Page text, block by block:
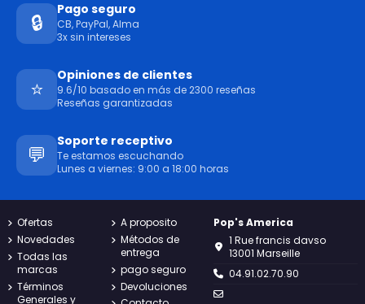
🔒
Pago seguro
CB, PayPal, Alma
3x sin intereses
⭐
Opiniones de clientes
9.6/10 basado en más de 2300 reseñas
Reseñas garantizadas
💬
Soporte receptivo
Te estamos escuchando
Lunes a viernes: 9:00 a 18:00 horas
Ofertas
Novedades
Todas las
marcas
Términos
Generales y
A proposito
Métodos de
entrega
pago seguro
Devoluciones
Pop's America
1 Rue francis davso
13001 Marseille
04.91.02.70.90